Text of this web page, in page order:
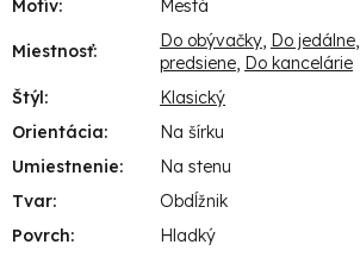
Motív: Mestá
Miestnosť: Do obývačky, Do jedálne,
predsiene, Do kancelárie
Štýl:
Klasický
Orientácia:
Na šírku
Umiestnenie:
Na stenu
Tvar:
Obdĺžnik
Povrch:
Hladký